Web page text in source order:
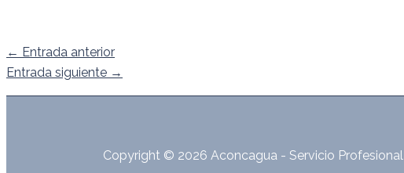
← Entrada anterior
Entrada siguiente →
Copyright © 2026 Aconcagua - Servicio